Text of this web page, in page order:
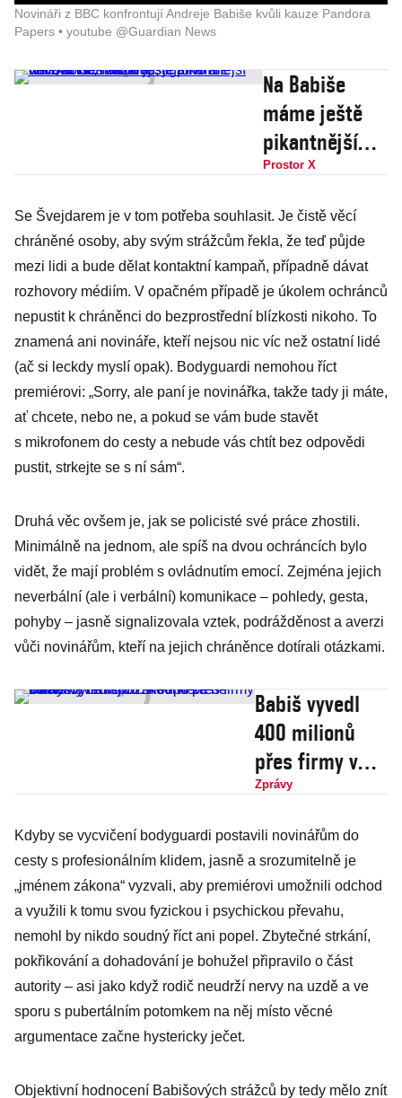
Novináři z BBC konfrontují Andreje Babiše kvůli kauze Pandora
Papers • youtube @Guardian News
Na Babiše
máme ještě
pikantnější
věci, ať nás
toho ale
daleko víc,
říká
investigativní
novinářka
Holcová
Prostor X
Se Švejdarem je v tom potřeba souhlasit. Je čistě věcí
chráněné osoby, aby svým strážcům řekla, že teď půjde
mezi lidi a bude dělat kontaktní kampaň, případně dávat
rozhovory médiím. V opačném případě je úkolem ochránců
nepustit k chráněnci do bezprostřední blízkosti nikoho. To
znamená ani novináře, kteří nejsou nic víc než ostatní lidé
(ač si leckdy myslí opak). Bodyguardi nemohou říct
premiérovi: „Sorry, ale paní je novinářka, takže tady ji máte,
ať chcete, nebo ne, a pokud se vám bude stavět
s mikrofonem do cesty a nebude vás chtít bez odpovědi
pustit, strkejte se s ní sám“.
Druhá věc ovšem je, jak se policisté své práce zhostili.
Minimálně na jednom, ale spíš na dvou ochráncích bylo
vidět, že mají problém s ovládnutím emocí. Zejména jejich
neverbální (ale i verbální) komunikace – pohledy, gesta,
pohyby – jasně signalizovala vztek, podrážděnost a averzi
vůči novinářům, kteří na jejich chráněnce dotírali otázkami.
Babiš vyvedl
400 milionů
přes firmy v
daňových
za ně domy na
francouzské
riviéře i zámek
Zprávy
Kdyby se vycvičení bodyguardi postavili novinářům do
cesty s profesionálním klidem, jasně a srozumitelně je
„jménem zákona“ vyzvali, aby premiérovi umožnili odchod
a využili k tomu svou fyzickou i psychickou převahu,
nemohl by nikdo soudný říct ani popel. Zbytečné strkání,
pokřikování a dohadování je bohužel připravilo o část
autority – asi jako když rodič neudrží nervy na uzdě a ve
sporu s pubertálním potomkem na něj místo věcné
argumentace začne hystericky ječet.
Objektivní hodnocení Babišových strážců by tedy mělo znít